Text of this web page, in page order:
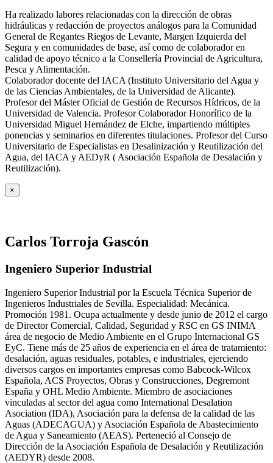
Ha realizado labores relacionadas con la dirección de obras
hidráulicas y redacción de proyectos análogos para la Comunidad
General de Regantes Riegos de Levante, Margen Izquierda del
Segura y en comunidades de base, así como de colaborador en
calidad de apoyo técnico a la Consellería Provincial de Agricultura,
Pesca y Alimentación.
Colaborador docente del IACA (Instituto Universitario del Agua y
de las Ciencias Ambientales, de la Universidad de Alicante).
Profesor del Máster Oficial de Gestión de Recursos Hídricos, de la
Universidad de Valencia. Profesor Colaborador Honorífico de la
Universidad Miguel Hernández de Elche, impartiendo múltiples
ponencias y seminarios en diferentes titulaciones. Profesor del Curso
Universitario de Especialistas en Desalinización y Reutilización del
Agua, del IACA y AEDyR ( Asociación Española de Desalación y
Reutilización).
×
Carlos Torroja Gascón
Ingeniero Superior Industrial
Ingeniero Superior Industrial por la Escuela Técnica Superior de
Ingenieros Industriales de Sevilla. Especialidad: Mecánica.
Promoción 1981. Ocupa actualmente y desde junio de 2012 el cargo
de Director Comercial, Calidad, Seguridad y RSC en GS INIMA
área de negocio de Medio Ambiente en el Grupo Internacional GS
EyC. Tiene más de 25 años de experiencia en el área de tratamiento:
desalación, aguas residuales, potables, e industriales, ejerciendo
diversos cargos en importantes empresas como Babcock-Wilcox
Española, ACS Proyectos, Obras y Construcciones, Degremont
España y OHL Medio Ambiente. Miembro de asociaciones
vinculadas al sector del agua como International Desalation
Asociation (IDA), Asociación para la defensa de la calidad de las
Aguas (ADECAGUA) y Asociación Española de Abastecimiento
de Agua y Saneamiento (AEAS). Perteneció al Consejo de
Dirección de la Asociación Española de Desalación y Reutilización
(AEDYR) desde 2008.